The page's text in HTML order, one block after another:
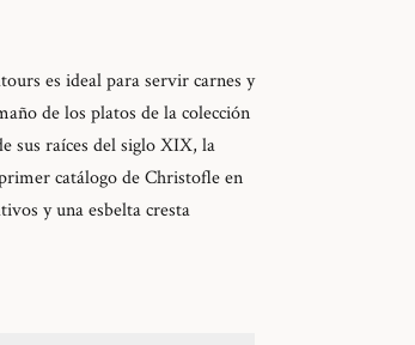
es ideal para servir carnes y
de los platos de la colección
sus raíces del siglo XIX, la
catálogo de Christofle en
y una esbelta cresta